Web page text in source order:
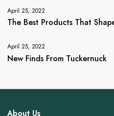
April 25, 2022
The Best Products That
April 25, 2022
New Finds From Tuckernuck
About Us